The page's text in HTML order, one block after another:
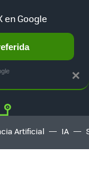
Twitter
Artificial IA
×
en Google